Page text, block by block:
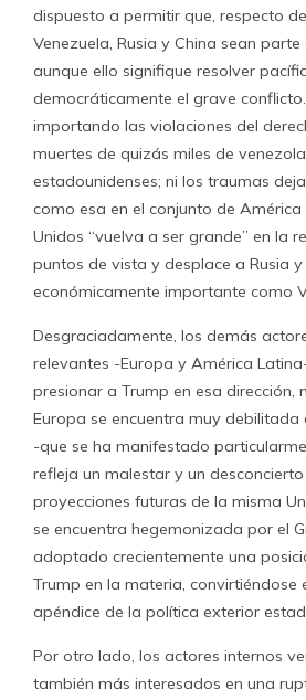
dispuesto a permitir que, respecto
Venezuela, Rusia y China sean parte
aunque ello signifique resolver
democráticamente el grave
importando las violaciones del
muertes de quizás miles de
estadounidenses; ni los traumas
como esa en el conjunto de
Unidos “vuelva a ser grande” en la
puntos de vista y desplace a Rusia
económicamente importante como
Desgraciadamente, los demás
relevantes -Europa y América
presionar a Trump en esa dirección,
Europa se encuentra muy debilitada
-que se ha manifestado
refleja un malestar y un
proyecciones futuras de la misma
se encuentra hegemonizada por el
adoptado crecientemente una
Trump en la materia, convirtiéndose
apéndice de la política exterior
Por otro lado, los actores internos
también más interesados en una